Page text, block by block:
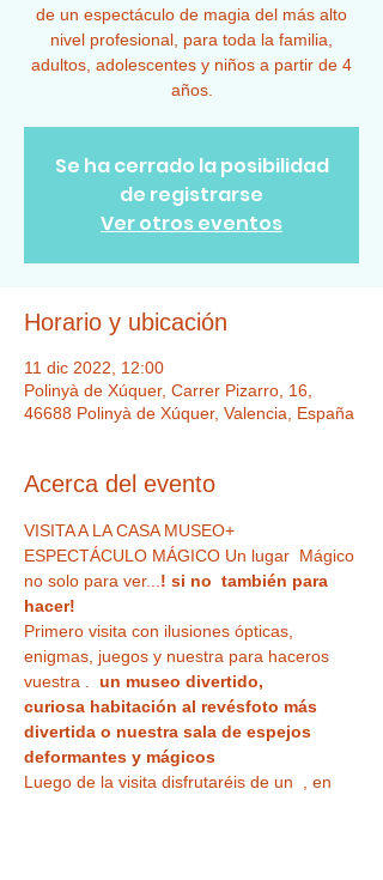
de un espectáculo de magia del más alto
nivel profesional, para toda la familia,
adultos, adolescentes y niños a partir de 4
años.
Se ha cerrado la posibilidad
de registrarse
Ver otros eventos
Horario y ubicación
11 dic 2022, 12:00
Polinyà de Xúquer, Carrer Pizarro, 16,
46688 Polinyà de Xúquer, Valencia, España
Acerca del evento
VISITA A LA CASA MUSEO+
ESPECTÁCULO MÁGICO Un lugar  Mágico
no solo para ver... ! si no  también para
hacer!
Primero visita con ilusiones ópticas,
enigmas, juegos y nuestra para haceros
vuestra
un museo divertido,
curiosa habitación al revésfoto más
divertida o nuestra sala de espejos
deformantes y mágicos
Luego de la visita disfrutaréis de un
, en